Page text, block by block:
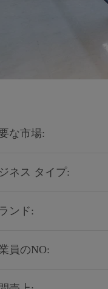
な市場:
ネス タイプ:
ンド:
員のNO: